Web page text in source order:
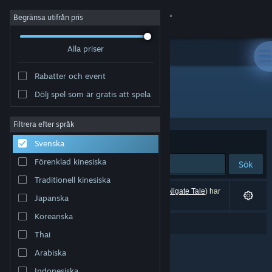
Logga in
Om
Support
Byt språk
Skaffa Steams mobilapp
Se skrivbordswebbplats
Begränsa utifrån pris
Alla priser
Rabatter och event
Dölj spel som är gratis att spela
Filtrera efter språk
Svenska
Förenklad kinesiska
Traditionell kinesiska
Japanska
Koreanska
Thai
Arabiska
"Nigate Tale"
Sortera efter Relevans
Sök
Nigate Tale) har
exkluderats baserat på dina preferenser.